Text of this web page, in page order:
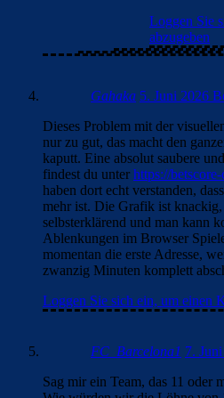
Loggen Sie
abzugeben
Gahaka 5. Juni 2026
Dieses Problem mit der
nur zu gut, das macht den
kaputt. Eine absolut saubere
findest du unter https://
haben dort echt verstanden,
mehr ist. Die Grafik ist
selbsterklärend und man kann
Ablenkungen im Browser
momentan die erste Adresse,
zwanzig Minuten komplett
Loggen Sie sich ein, um einen
FC_Barcelona1 7.
Sag mir ein Team, das 11 oder